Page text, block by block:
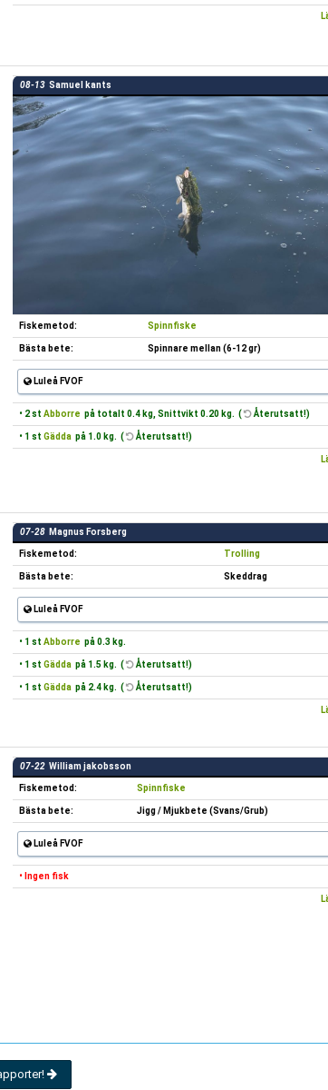
08-13 Samuel kants
Fiskemetod: Spinnfiske
Bästa bete: Spinnare mellan (6-12 gr)
Luleå FVOF
• 2 st Abborre på totalt 0.4 kg, Snittvikt 0.20 kg. ( Återutsatt!)
• 1 st Gädda på 1.0 kg. ( Återutsatt!)
07-28 Magnus Forsberg
Fiskemetod: Trolling
Bästa bete: Skeddrag
Luleå FVOF
• 1 st Abborre på 0.3 kg.
• 1 st Gädda på 1.5 kg. ( Återutsatt!)
• 1 st Gädda på 2.4 kg. ( Återutsatt!)
07-22 William jakobsson
Fiskemetod: Spinnfiske
Bästa bete: Jigg / Mjukbete (Svans/Grub)
Luleå FVOF
• Ingen fisk